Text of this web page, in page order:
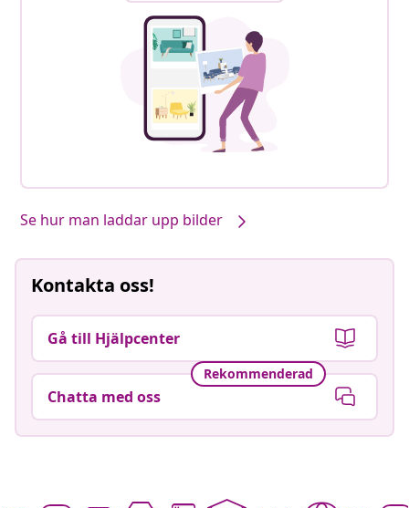
Se hur man laddar upp bilder
Kontakta oss!
Gå till Hjälpcenter
Rekommenderad
Chatta med oss